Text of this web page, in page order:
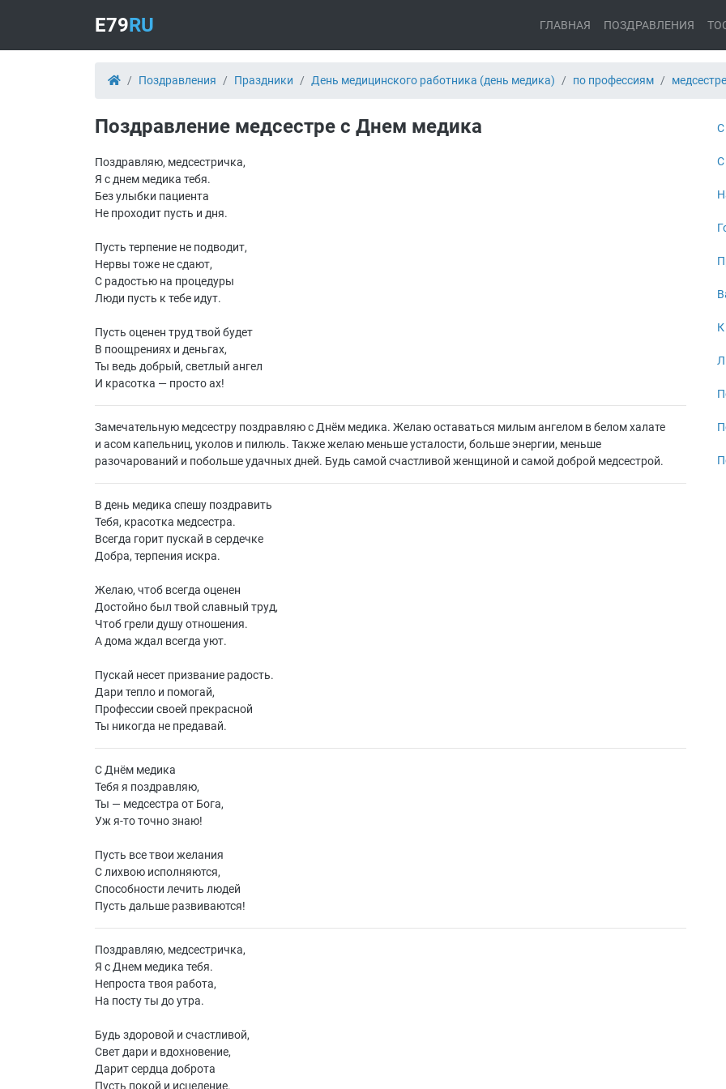
E79RU ГЛАВНАЯ ПОЗДРАВЛЕНИЯ
Поздравления Праздники День медицинского работника (день медика) по профессиям медсестре
Поздравление медсестре с Днем медика
Поздравляю, медсестричка,
Я с днем медика тебя.
Без улыбки пациента
Не проходит пусть и дня.
Пусть терпение не подводит,
Нервы тоже не сдают,
С радостью на процедуры
Люди пусть к тебе идут.
Пусть оценен труд твой будет
В поощрениях и деньгах,
Ты ведь добрый, светлый ангел
И красотка — просто ах!
Замечательную медсестру поздравляю с Днём медика. Желаю оставаться милым ангелом в белом халате
и асом капельниц, уколов и пилюль. Также желаю меньше усталости, больше энергии, меньше
разочарований и побольше удачных дней. Будь самой счастливой женщиной и самой доброй медсестрой.
В день медика спешу поздравить
Тебя, красотка медсестра.
Всегда горит пускай в сердечке
Добра, терпения искра.
Желаю, чтоб всегда оценен
Достойно был твой славный труд,
Чтоб грели душу отношения.
А дома ждал всегда уют.
Пускай несет призвание радость.
Дари тепло и помогай,
Профессии своей прекрасной
Ты никогда не предавай.
С Днём медика
Тебя я поздравляю,
Ты — медсестра от Бога,
Уж я-то точно знаю!
Пусть все твои желания
С лихвою исполняются,
Способности лечить людей
Пусть дальше развиваются!
Поздравляю, медсестричка,
Я с Днем медика тебя.
Непроста твоя работа,
На посту ты до утра.
Будь здоровой и счастливой,
Свет дари и вдохновение,
Дарит сердца доброта
Пусть покой и исцеление.
С
С